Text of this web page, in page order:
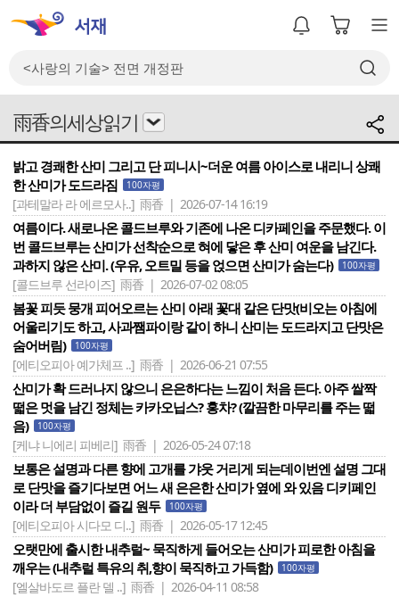
雨香의세상읽기
밝고 경쾌한 산미 그리고 단 피니시~더운 여름 아이스로 내리니 상쾌
한 산미가 도드라짐
100자평
[과테말라 라 에르모사..] 雨香 | 2026-07-14 16:19
여름이다. 새로나온 콜드브루와 기존에 나온 디카페인을 주문했다. 이
번 콜드브루는 산미가 선착순으로 혀에 닿은 후 산미 여운을 남긴다.
과하지 않은 산미. (우유, 오트밀 등을 얹으면 산미가 숨는다)
100자평
[콜드브루 선라이즈] 雨香 | 2026-07-02 08:05
봄꽃 피듯 뭉개 피어오르는 산미 아래 꽃대 같은 단맛(비오는 아침에
어울리기도 하고, 사과쨈파이랑 같이 하니 산미는 도드라지고 단맛은
숨어버림)
100자평
[에티오피아 예가체프 ..] 雨香 | 2026-06-21 07:55
산미가 확 드러나지 않으니 은은하다는 느낌이 처음 든다. 아주 쌀짝
떫은 멋을 남긴 정체는 카카오닙스? 홍차? (깔끔한 마무리를 주는 떫
음)
100자평
[케냐 니에리 피베리] 雨香 | 2026-05-24 07:18
보통은 설명과 다른 향에 고개를 갸웃 거리게 되는데이번엔 설명 그대
로 단맛을 즐기다보면 어느 새 은은한 산미가 옆에 와 있음 디키페인
이라 더 부담없이 즐길 원두
100자평
[에티오피아 시다모 디..] 雨香 | 2026-05-17 12:45
오랫만에 출시한 내추럴~ 묵직하게 들어오는 산미가 피로한 아침을
깨우는 (내추럴 특유의 취,향이 묵직하고 가득함)
100자평
[엘살바도르 플란 델 ..] 雨香 | 2026-04-11 08:58